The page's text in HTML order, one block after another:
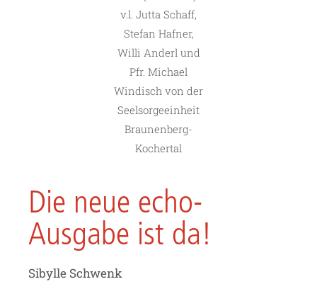
v.l. Jutta Schaff,
Stefan Hafner,
Willi Anderl und
Pfr. Michael
Windisch von der
Seelsorgeeinheit
Braunenberg-
Kochertal
Die neue echo-
Ausgabe ist da!
Sibylle Schwenk